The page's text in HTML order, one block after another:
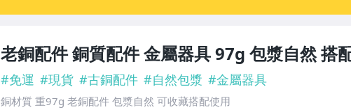
老銅配件 銅質配件 金屬器具 97g 包漿自然 搭
#免運 #現貨 #古銅配件 #自然包漿 #金屬器具
銅材質 重97g 老銅配件 包漿自然 可收藏搭配使用